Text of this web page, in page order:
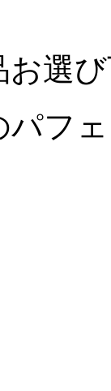
お選
パフェ